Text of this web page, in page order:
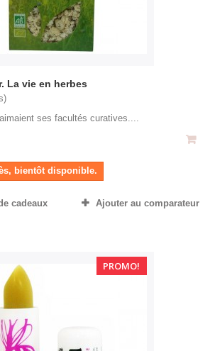
La vie en herbes
ses facultés curatives....
bientôt disponible.
cadeaux Ajouter au comparateur
PROMO!